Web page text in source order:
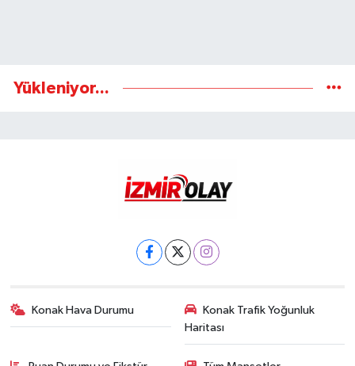
Yükleniyor...
Konak Hava Durumu
Konak Trafik Yoğunluk
Haritası